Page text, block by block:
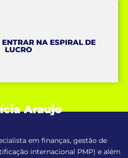
NA ESPIRAL DE
LUCRO
Araujo
em finanças, gestão de
internacional PMP) e além